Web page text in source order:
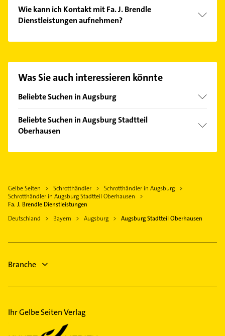
Wie kann ich Kontakt mit Fa. J. Brendle
Dienstleistungen aufnehmen?
Hier finden Sie alleKontaktdaten
Was Sie auch interessieren könnte
Beliebte Suchen in Augsburg
Phoniatrie
Logopädie
Physiotherapie
Krankengymnastik
Schreiner
Beliebte Suchen in Augsburg Stadtteil
Oberhausen
Klempner
Gasinstallateur
Sanitärinstallation
Zahnarzt
Gelbe Seiten Schrotthändler
Schrotthändler in Augsburg
Schrotthändler in Augsburg Stadtteil Oberhausen
Fa. J. Brendle Dienstleistungen
Deutschland
Bayern Augsburg Augsburg Stadtteil Oberhausen
Branche
Ihr Gelbe Seiten Verlag